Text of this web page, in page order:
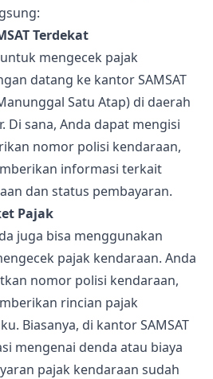
Terdekat
mengecek pajak
datang ke kantor SAMSAT
Satu Atap) di daerah
Di sana, Anda dapat mengisi
nomor polisi kendaraan,
informasi terkait
dan status pembayaran.
Pajak
juga bisa menggunakan
pajak kendaraan. Anda
nomor polisi kendaraan,
rincian pajak
Biasanya, di kantor SAMSAT
mengenai denda atau biaya
pajak kendaraan sudah